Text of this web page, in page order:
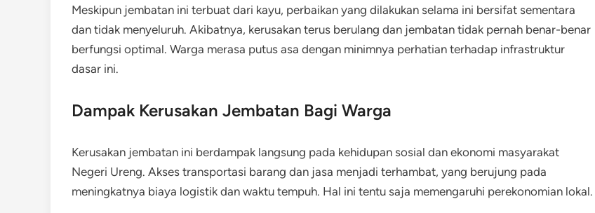
Meskipun jembatan ini terbuat dari kayu, perbaikan yang dilakukan selama ini bersifat sementara
dan tidak menyeluruh. Akibatnya, kerusakan terus berulang dan jembatan tidak pernah benar-benar
berfungsi optimal. Warga merasa putus asa dengan minimnya perhatian terhadap infrastruktur
dasar ini.
Dampak Kerusakan Jembatan Bagi Warga
Kerusakan jembatan ini berdampak langsung pada kehidupan sosial dan ekonomi masyarakat
Negeri Ureng. Akses transportasi barang dan jasa menjadi terhambat, yang berujung pada
meningkatnya biaya logistik dan waktu tempuh. Hal ini tentu saja memengaruhi perekonomian lokal.